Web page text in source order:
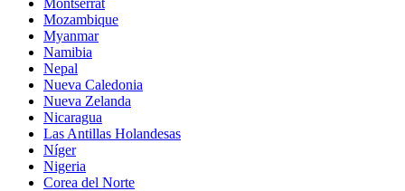
Mozambique
Myanmar
Namibia
Nepal
Nueva Caledonia
Nueva Zelanda
Nicaragua
Las Antillas Holandesas
Níger
Nigeria
Corea del Norte